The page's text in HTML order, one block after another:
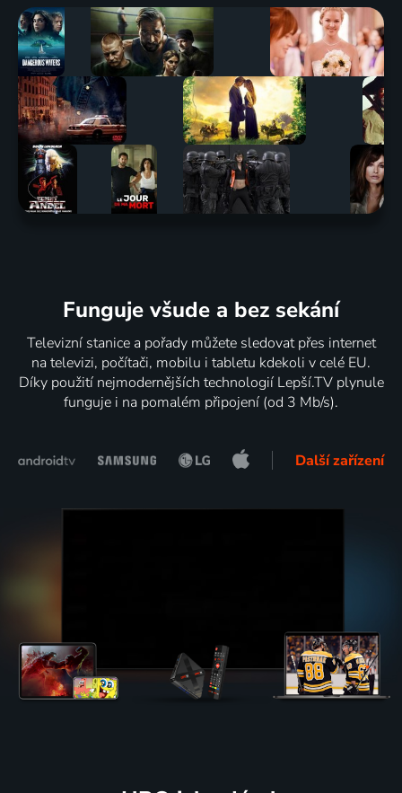
Funguje všude a bez sekání
Televizní stanice a pořady můžete sledovat přes internet
na televizi, počítači, mobilu i tabletu kdekoli v celé EU.
Díky použití nejmodernějších technologií Lepší.TV plynule
funguje i na pomalém připojení (od 3 Mb/s).
Další zařízení